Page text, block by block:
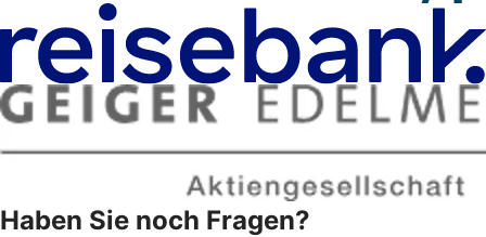
Haben Sie noch Fragen?